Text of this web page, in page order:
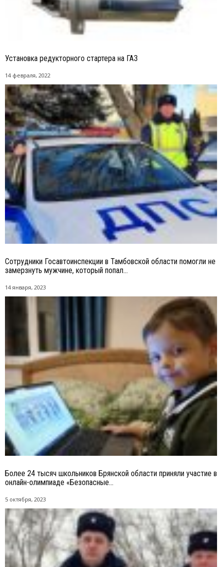
Установка редукторного стартера на ГАЗ
14 февраля, 2022
Сотрудники Госавтоинспекции в Тамбовской области помогли не
замерзнуть мужчине, который попал...
14 января, 2023
Более 24 тысяч школьников Брянской области приняли участие в
онлайн-олимпиаде «Безопасные...
5 октября, 2023